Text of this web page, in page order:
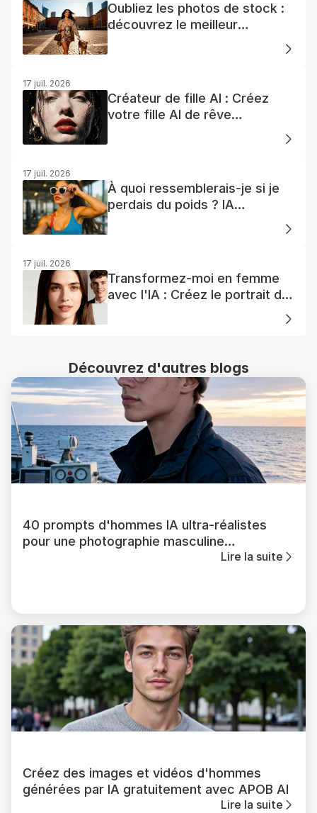
Oubliez les photos de stock :
découvrez le meilleur
17 juil. 2026
Créateur de fille AI : Créez
votre fille AI de rêve
17 juil. 2026
À quoi ressemblerais-je si je
perdais du poids ? IA
17 juil. 2026
Transformez-moi en femme
avec l'IA : Créez le portrait de
Découvrez d'autres blogs
40 prompts d'hommes IA ultra-réalistes
pour une photographie masculine
Lire la suite
Créez des images et vidéos d'hommes
générées par IA gratuitement avec APOB AI
Lire la suite